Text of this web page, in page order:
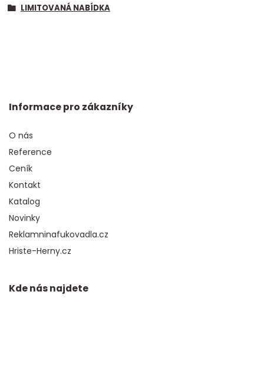
LIMITOVANÁ NABÍDKA
Informace pro zákazníky
O nás
Reference
Ceník
Kontakt
Katalog
Novinky
Reklamninafukovadla.cz
Hriste-Herny.cz
Kde nás najdete